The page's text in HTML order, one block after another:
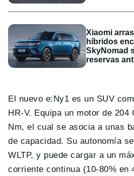
Xiaomi
híbridos
SkyNomad
reservas
El nuevo e:Ny1 es un SUV
HR-V. Equipa un motor de
Nm, el cual se asocia a unas
de capacidad. Su autonomía
WLTP, y puede cargar a un
corriente continua (10-80% en